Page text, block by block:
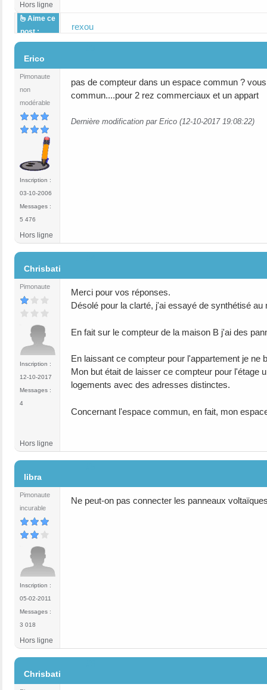
Hors ligne
Aime ce
post :
rexou
Erico
Pimonaute
non
modérable
Inscription :
03-10-2006
Messages :
5 476
pas de compteur dans un espace commun ?
commun....pour 2 rez commerciaux et un appart
Dernière modification par Erico (12-10-2017 19:08:22)
Hors ligne
Chrisbati
Pimonaute
Inscription :
12-10-2017
Messages :
4
Merci pour vos réponses.
Désolé pour la clarté, j'ai essayé de synthétisé au
En fait sur le compteur de la maison B j'ai des
En laissant ce compteur pour l'appartement je ne
Mon but était de laisser ce compteur pour l'étage
logements avec des adresses distinctes.
Concernant l'espace commun, en fait, mon
Hors ligne
libra
Pimonaute
incurable
Inscription :
05-02-2011
Messages :
3 018
Ne peut-on pas connecter les panneaux
Hors ligne
Chrisbati